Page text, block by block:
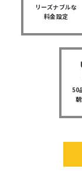
リーズナブルな
料金設定
50